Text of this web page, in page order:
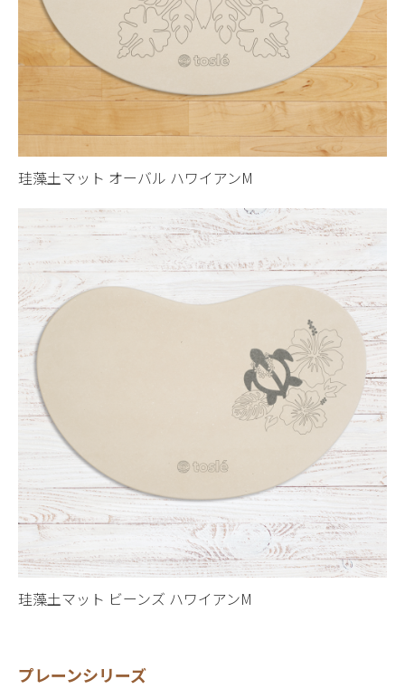
珪藻土マット オーバル ハワイアンM
珪藻土マット ビーンズ ハワイアンM
プレーンシリーズ